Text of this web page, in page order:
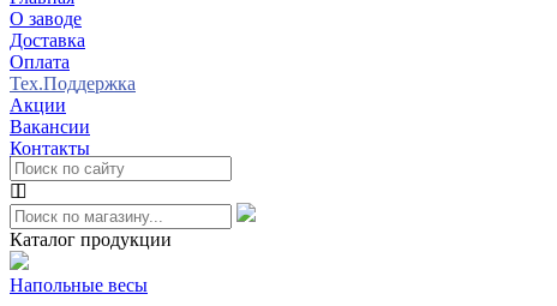
О заводе
Доставка
Оплата
Тех.Поддержка
Акции
Вакансии
Контакты
Каталог продукции
Напольные весы